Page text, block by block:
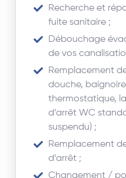
Recherche et
fuite sanitaire ;
Débouchage
de vos
Remplacement
douche,
thermostatique,
d’arrêt WC
suspendu) ;
Remplacement
d’arrêt ;
Changement /